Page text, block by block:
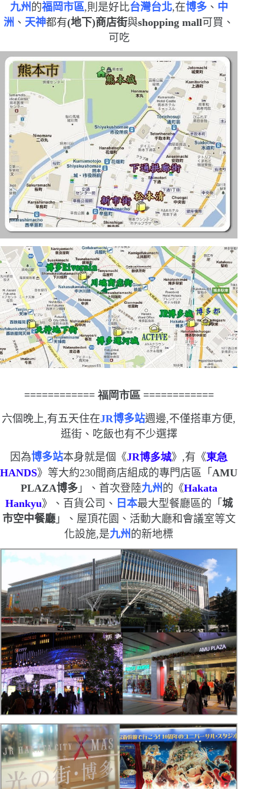
九州 的福岡市區,則是好比台灣台北,在博多、 中
洲 、 天神都有(地下)商店街與shopping mall可買、
可吃
============ 福岡市區============
六個晚上,有五天住在JR博多站週邊,不僅搭車方便,
逛街、吃飯也有不少選擇
因為博多站本身就是個《JR博多城》,有《東急
HANDS》等大約230間商店組成的專門店區「 AMU
PLAZA博多」、首次登陸九州 的《Hakata
Hankyu》、百貨公司、 日本最大型餐廳區的「 城
市空中餐廳」、屋頂花園、活動大廳和會議室等文
化設施,是九州 的新地標